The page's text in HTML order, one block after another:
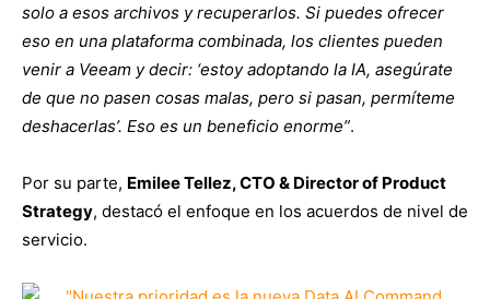
solo a esos archivos y recuperarlos. Si puedes ofrecer
eso en una plataforma combinada, los clientes pueden
venir a Veeam y decir: ‘estoy adoptando la IA, asegúrate
de que no pasen cosas malas, pero si pasan, permíteme
deshacerlas’. Eso es un beneficio enorme”.
Por su parte, Emilee Tellez, CTO & Director of Product
Strategy, destacó el enfoque en los acuerdos de nivel de
servicio.